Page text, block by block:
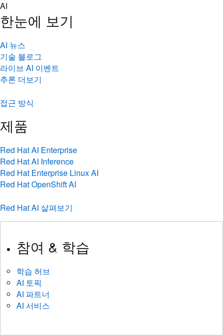
Skip
to
content
AI
한눈에 보기
AI 뉴스
기술 블로그
라이브 AI 이벤트
추론 더보기
접근 방식
제품
Red Hat AI Enterprise
Red Hat AI Inference
Red Hat Enterprise Linux AI
Red Hat OpenShift AI
Red Hat AI 살펴보기
참여 & 학습
학습 허브
AI 토픽
AI 파트너
AI 서비스